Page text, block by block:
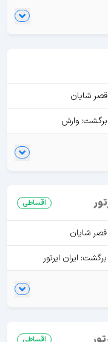
قصر شایان
برگشت: وارش
اقساطی
قصر شایان
برگشت: ایران ایرتور
اقساطی